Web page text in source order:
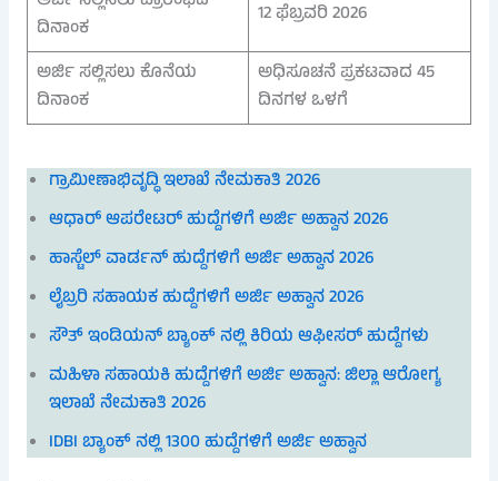
ದಿನಾಂಕ
12 ಫೆಬ್ರವರಿ 2026
ಅರ್ಜಿ ಸಲ್ಲಿಸಲು ಕೊನೆಯ
ದಿನಾಂಕ
ಅಧಿಸೂಚನೆ ಪ್ರಕಟವಾದ 45
ದಿನಗಳ ಒಳಗೆ
ಗ್ರಾಮೀಣಾಭಿವೃದ್ಧಿ ಇಲಾಖೆ ನೇಮಕಾತಿ 2026
ಆಧಾರ್ ಆಪರೇಟರ್ ಹುದ್ದೆಗಳಿಗೆ ಅರ್ಜಿ ಅಹ್ವಾನ 2026
ಹಾಸ್ಟೆಲ್ ವಾರ್ಡನ್ ಹುದ್ದೆಗಳಿಗೆ ಅರ್ಜಿ ಅಹ್ವಾನ 2026
ಲೈಬ್ರರಿ ಸಹಾಯಕ ಹುದ್ದೆಗಳಿಗೆ ಅರ್ಜಿ ಅಹ್ವಾನ 2026
ಸೌತ್ ಇಂಡಿಯನ್ ಬ್ಯಾಂಕ್ ನಲ್ಲಿ ಕಿರಿಯ ಆಫೀಸರ್ ಹುದ್ದೆಗಳು
ಮಹಿಳಾ ಸಹಾಯಕಿ ಹುದ್ದೆಗಳಿಗೆ ಅರ್ಜಿ ಅಹ್ವಾನ: ಜಿಲ್ಲಾ ಆರೋಗ್ಯ
ಇಲಾಖೆ ನೇಮಕಾತಿ 2026
IDBI ಬ್ಯಾಂಕ್ ನಲ್ಲಿ 1300 ಹುದ್ದೆಗಳಿಗೆ ಅರ್ಜಿ ಅಹ್ವಾನ